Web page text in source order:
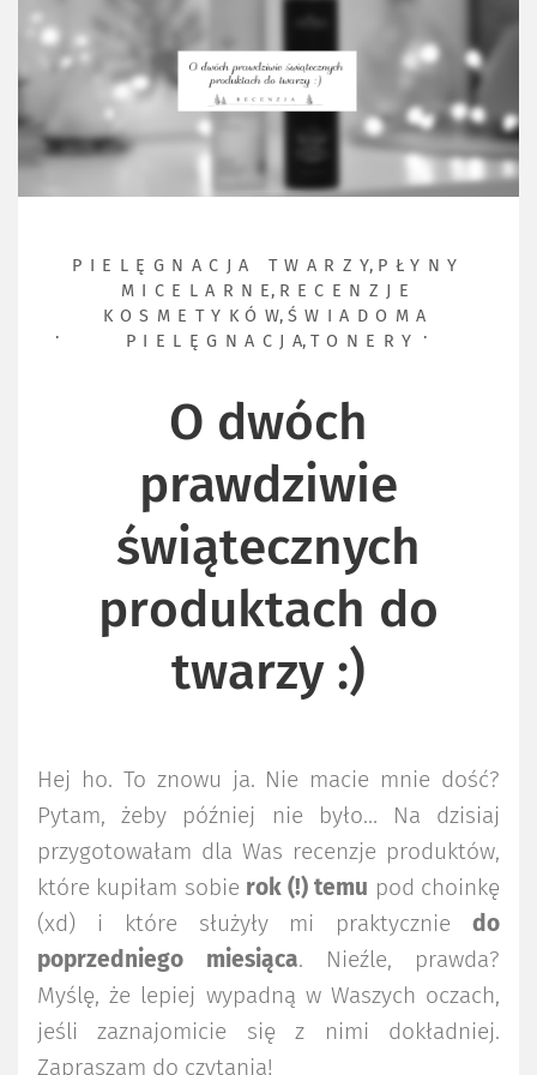
PIELĘGNACJA TWARZY, PŁYNY
MICELARNE, RECENZJE
KOSMETYKÓW, ŚWIADOMA
PIELĘGNACJA, TONERY
O dwóch
prawdziwie
świątecznych
produktach do
twarzy :)
Hej ho. To znowu ja. Nie macie mnie dość?
Pytam, żeby później nie było… Na dzisiaj
przygotowałam dla Was recenzje produktów,
które kupiłam sobie rok (!) temu pod choinkę
(xd) i które służyły mi praktycznie do
poprzedniego miesiąca. Nieźle, prawda?
Myślę, że lepiej wypadną w Waszych oczach,
jeśli zaznajomicie się z nimi dokładniej.
Zapraszam do czytania!